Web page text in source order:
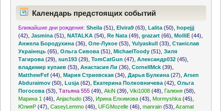
Календарь предстоящих событий
Ближайшие дни рождения: Sheila (51) ,Elvira9 (63) ,Lalita (50) ,hopejjj
(42) ,Jasmina (51) ,NATALKA (54) ,Re Nata (49) ,grazart (66) ,MolliE (44)
Анжела Бородухина (36) ,Оле-Лукое (53) ,Yulyaskull (33) ,Станіслав
Українець (65) ,Ольга Сивова (51) ,MichaelToody (51) ,Зиля
Тагирова (29) ,sun193 (29) ,TomCatGun (47) ,Александр032 (45)
владимир купаев (53) ,Анастасия Ли (36) ,CornellMck (39)
MatthewFef (44) ,Мария Стриевская (34) ,Дарья Булкина (27) ,Arsen
Abduraimov (50) ,Lusja (62) ,Екатерина Полковничева (42) ,Ольга
Погосова (53) ,Татьяна 555 (49) ,AkiN (39) ,Viki1008 (48) Галюня (58)
Марина 1 (46) ,Anjachudo (35) Ирина Елхимова (43) Mormyshka (45)
ЮлияР (47) ,CaseyLemmo (46) ,UFGMozelle (46) ,manrain (53) ,Azamat